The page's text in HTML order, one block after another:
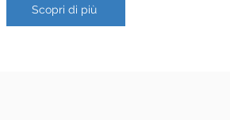
Scopri di più